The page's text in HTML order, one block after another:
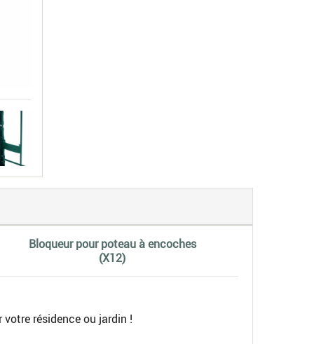
Bloqueur pour poteau à encoches
(X12)
résidence ou jardin !